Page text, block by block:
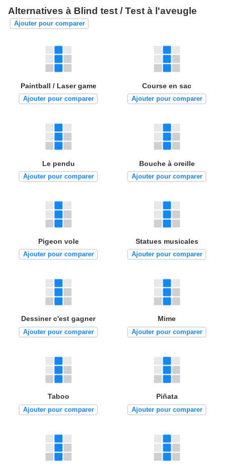
Alternatives à Blind test / Test à l'aveugle
Ajouter pour comparer
Paintball / Laser game
Ajouter pour comparer
Course en sac
Ajouter pour comparer
Le pendu
Ajouter pour comparer
Bouche à oreille
Ajouter pour comparer
Pigeon vole
Ajouter pour comparer
Statues musicales
Ajouter pour comparer
Dessiner c'est gagner
Ajouter pour comparer
Mime
Ajouter pour comparer
Taboo
Ajouter pour comparer
Piñata
Ajouter pour comparer